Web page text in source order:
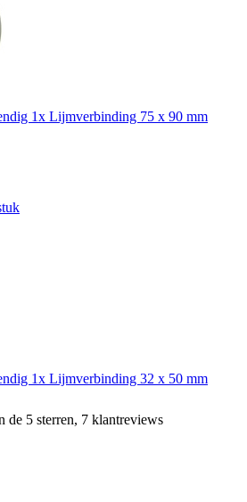
1x Lijmverbinding 75 x 90 mm
1x Lijmverbinding 32 x 50 mm
de 5 sterren, 7 klantreviews